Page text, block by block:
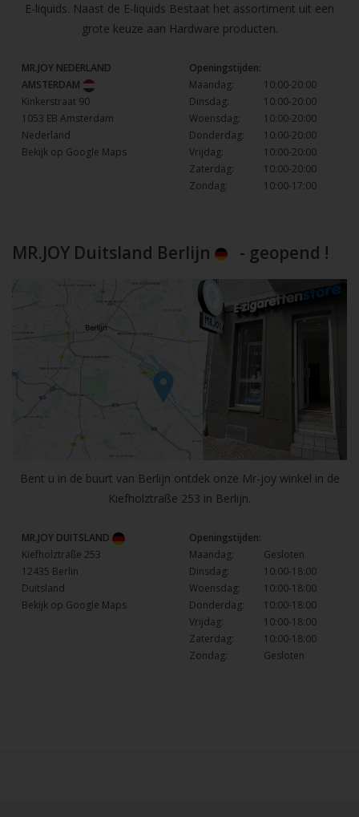
E-liquids. Naast de E-liquids Bestaat het assortiment uit een
grote keuze aan Hardware producten.
MR.JOY NEDERLAND
AMSTERDAM
Kinkerstraat 90
1053 EB Amsterdam
Nederland
Bekijk op Google Maps
Openingstijden:
Maandag:
10:00-20:00
Dinsdag:
10:00-20:00
Woensdag:
10:00-20:00
Donderdag:
10:00-20:00
Vrijdag:
10:00-20:00
Zaterdag:
10:00-20:00
Zondag:
10:00-17:00
MR.JOY Duitsland Berlijn - geopend !
Bent u in de buurt van Berlijn ontdek onze Mr-joy winkel in de
Kiefholztraße 253 in Berlijn.
MR.JOY DUITSLAND
Kiefholztraße 253
12435 Berlin
Duitsland
Bekijk op Google Maps
Openingstijden:
Maandag:
Gesloten
Dinsdag:
10:00-18:00
Woensdag:
10:00-18:00
Donderdag:
10:00-18:00
Vrijdag:
10:00-18:00
Zaterdag:
10:00-18:00
Zondag:
Gesloten